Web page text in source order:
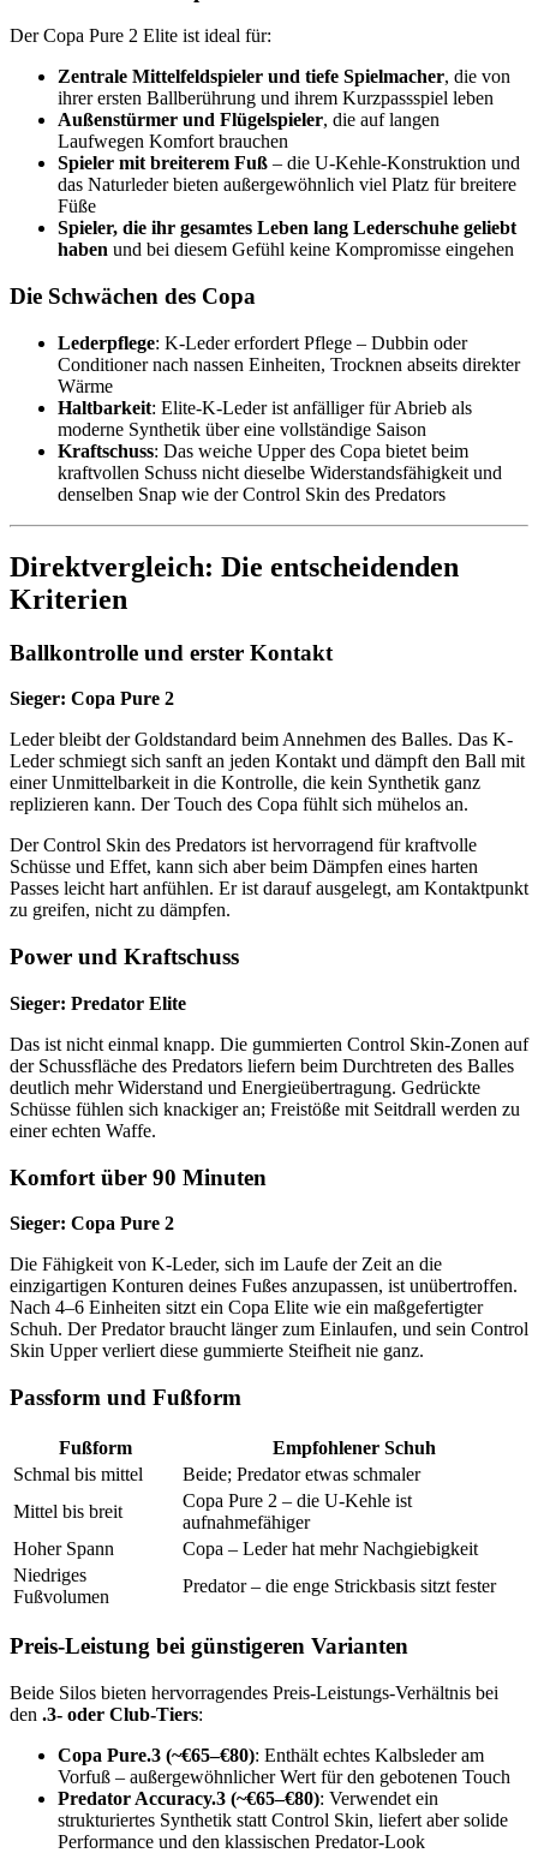
Der Copa Pure 2 Elite ist ideal für:
Zentrale Mittelfeldspieler und tiefe Spielmacher, die von
ihrer ersten Ballberührung und ihrem Kurzpassspiel leben
Außenstürmer und Flügelspieler, die auf langen
Laufwegen Komfort brauchen
Spieler mit breiterem Fuß – die U-Kehle-Konstruktion und
das Naturleder bieten außergewöhnlich viel Platz für breitere
Füße
Spieler, die ihr gesamtes Leben lang Lederschuhe geliebt
haben und bei diesem Gefühl keine Kompromisse eingehen
Die Schwächen des Copa
Lederpflege: K-Leder erfordert Pflege – Dubbin oder
Conditioner nach nassen Einheiten, Trocknen abseits direkter
Wärme
Haltbarkeit: Elite-K-Leder ist anfälliger für Abrieb als
moderne Synthetik über eine vollständige Saison
Kraftschuss: Das weiche Upper des Copa bietet beim
kraftvollen Schuss nicht dieselbe Widerstandsfähigkeit und
denselben Snap wie der Control Skin des Predators
Direktvergleich: Die entscheidenden
Kriterien
Ballkontrolle und erster Kontakt
Sieger: Copa Pure 2
Leder bleibt der Goldstandard beim Annehmen des Balles. Das K-
Leder schmiegt sich sanft an jeden Kontakt und dämpft den Ball mit
einer Unmittelbarkeit in die Kontrolle, die kein Synthetik ganz
replizieren kann. Der Touch des Copa fühlt sich mühelos an.
Der Control Skin des Predators ist hervorragend für kraftvolle
Schüsse und Effet, kann sich aber beim Dämpfen eines harten
Passes leicht hart anfühlen. Er ist darauf ausgelegt, am Kontaktpunkt
zu greifen, nicht zu dämpfen.
Power und Kraftschuss
Sieger: Predator Elite
Das ist nicht einmal knapp. Die gummierten Control Skin-Zonen auf
der Schussfläche des Predators liefern beim Durchtreten des Balles
deutlich mehr Widerstand und Energieübertragung. Gedrückte
Schüsse fühlen sich knackiger an; Freistöße mit Seitdrall werden zu
einer echten Waffe.
Komfort über 90 Minuten
Sieger: Copa Pure 2
Die Fähigkeit von K-Leder, sich im Laufe der Zeit an die
einzigartigen Konturen deines Fußes anzupassen, ist unübertroffen.
Nach 4–6 Einheiten sitzt ein Copa Elite wie ein maßgefertigter
Schuh. Der Predator braucht länger zum Einlaufen, und sein Control
Skin Upper verliert diese gummierte Steifheit nie ganz.
Passform und Fußform
Fußform
Empfohlener Schuh
Schmal bis mittel
Beide; Predator etwas schmaler
Mittel bis breit
Copa Pure 2 – die U-Kehle ist
aufnahmefähiger
Hoher Spann
Copa – Leder hat mehr Nachgiebigkeit
Niedriges
Fußvolumen
Predator – die enge Strickbasis sitzt fester
Preis-Leistung bei günstigeren Varianten
Beide Silos bieten hervorragendes Preis-Leistungs-Verhältnis bei
den .3- oder Club-Tiers:
Copa Pure.3 (~€65–€80): Enthält echtes Kalbsleder am
Vorfuß – außergewöhnlicher Wert für den gebotenen Touch
Predator Accuracy.3 (~€65–€80): Verwendet ein
strukturiertes Synthetik statt Control Skin, liefert aber solide
Performance und den klassischen Predator-Look